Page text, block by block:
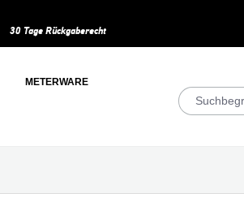
30 Tage Rückgaberecht
METERWARE